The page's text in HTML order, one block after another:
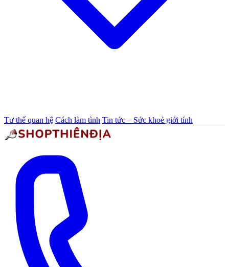
Tư thế quan hệ Cách làm tình Tin tức – Sức khoẻ giới tính